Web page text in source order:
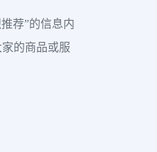
荐”的信息内
的商品或服